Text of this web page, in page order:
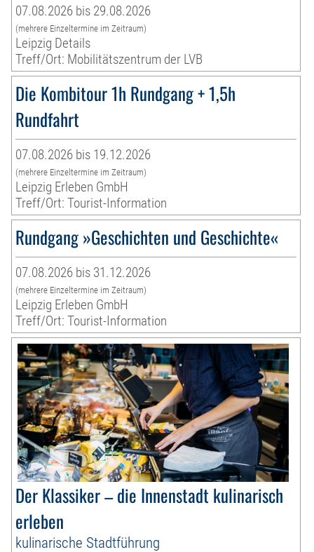
07.08.2026 bis 29.08.2026
(mehrere Einzeltermine im Zeitraum)
Leipzig Details
Treff/Ort: Mobilitätszentrum der LVB
Die Kombitour 1h Rundgang + 1,5h
Rundfahrt
07.08.2026 bis 19.12.2026
(mehrere Einzeltermine im Zeitraum)
Leipzig Erleben GmbH
Treff/Ort: Tourist-Information
Rundgang »Geschichten und Geschichte«
07.08.2026 bis 31.12.2026
(mehrere Einzeltermine im Zeitraum)
Leipzig Erleben GmbH
Treff/Ort: Tourist-Information
Der Klassiker – die Innenstadt kulinarisch
erleben
kulinarische Stadtführung